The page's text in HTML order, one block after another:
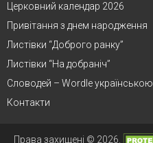
Церковний календар 2026
Привітання з днем народження
Листівки “Доброго ранку”
Листівки “На добраніч”
Словодей – Wordle українською
Контакти
Права захищені © 2026.